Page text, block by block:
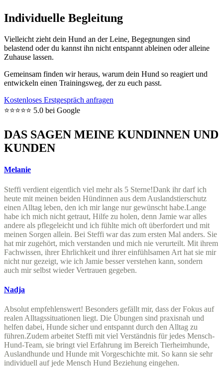
Individuelle Begleitung
Vielleicht zieht dein Hund an der Leine, Begegnungen sind
belastend oder du kannst ihn nicht entspannt ableinen oder alleine
Zuhause lassen.
Gemeinsam finden wir heraus, warum dein Hund so reagiert und
entwickeln einen Trainingsweg, der zu euch passt.
Kostenloses Erstgespräch anfragen
⭐⭐⭐⭐⭐ 5.0 bei Google
DAS SAGEN MEINE KUNDINNEN UND
KUNDEN
Melanie
Steffi verdient eigentlich viel mehr als 5 Sterne!Dank ihr darf ich
heute mit meinen beiden Hündinnen aus dem Auslandstierschutz
einen Alltag leben, den ich mir lange nur gewünscht habe.Lange
habe ich mich nicht getraut, Hilfe zu holen, denn Jamie war alles
andere als pflegeleicht und ich fühlte mich oft überfordert und mit
meinen Sorgen allein. Bei Steffi war das zum ersten Mal anders. Sie
hat mir zugehört, mich verstanden und mich nie verurteilt. Mit ihrem
Fachwissen, ihrer Ehrlichkeit und ihrer einfühlsamen Art hat sie mir
nicht nur gezeigt, wie ich Jamie besser verstehen kann, sondern
auch mir selbst wieder Vertrauen gegeben.
Nadja
Absolut empfehlenswert! Besonders gefällt mir, dass der Fokus auf
realen Alltagssituationen liegt. Die Übungen sind praxisnah und
helfen dabei, Hunde sicher und entspannt durch den Alltag zu
führen.Zudem arbeitet Steffi mit viel Verständnis für jedes Mensch-
Hund-Team, sie bringt viel Erfahrung im Bereich Tierheimhunde,
Auslandhunde und Hunde mit Vorgeschichte mit. So kann sie sehr
individuell auf jede Mensch Hund Beziehung eingehen.